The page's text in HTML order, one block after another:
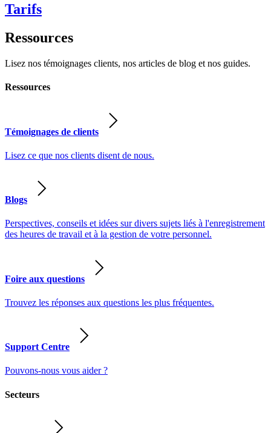
Tarifs
Ressources
Lisez nos témoignages clients, nos articles de blog et nos guides.
Ressources
Témoignages de clients
Lisez ce que nos clients disent de nous.
Blogs
Perspectives, conseils et idées sur divers sujets liés à l'enregistrement
des heures de travail et à la gestion de votre personnel.
Foire aux questions
Trouvez les réponses aux questions les plus fréquentes.
Support Centre
Pouvons-nous vous aider ?
Secteurs